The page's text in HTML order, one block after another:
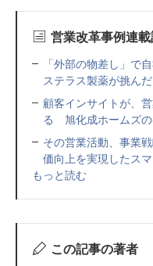
営業改革事例連
「外部の物差し」で
ステラス製薬が挑ん
顧客インサイトが、
る 旭化成ホームズの
その営業活動、事業
価向上を実現したス
もっと読む
この記事の著者